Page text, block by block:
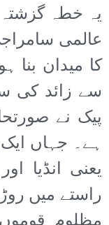
یہ خطہ گزشتہ
عالمی
سے زائد کی
پیک نے
ہے۔ جہاں
یعنی انڈیا
راستے میں